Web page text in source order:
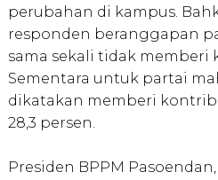
perubahan di kampus.
responden beranggapan
sama sekali tidak
Sementara untuk partai
dikatakan memberi
28,3 persen.
Presiden BPPM